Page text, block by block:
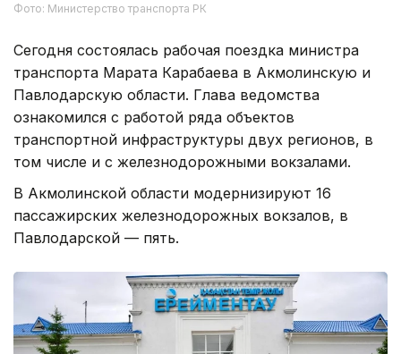
Фото: Министерство транспорта РК
Сегодня состоялась рабочая поездка министра
транспорта Марата Карабаева в Акмолинскую и
Павлодарскую области. Глава ведомства
ознакомился с работой ряда объектов
транспортной инфраструктуры двух регионов, в
том числе и с железнодорожными вокзалами.
В Акмолинской области модернизируют 16
пассажирских железнодорожных вокзалов, в
Павлодарской — пять.